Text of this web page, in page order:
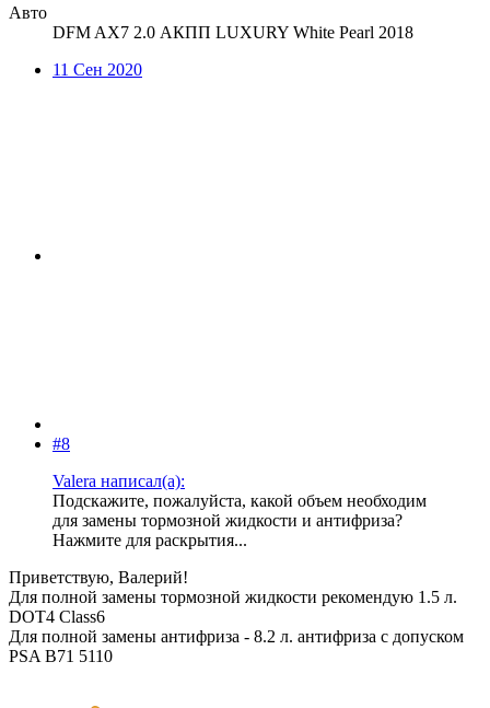
Авто
DFM AX7 2.0 АКПП LUXURY White Pearl 2018
11 Сен 2020
#8
Valera написал(а):
Подскажите, пожалуйста, какой объем необходим
для замены тормозной жидкости и антифриза?
Нажмите для раскрытия...
Приветствую, Валерий!
Для полной замены тормозной жидкости рекомендую 1.5 л.
DOT4 Class6
Для полной замены антифриза - 8.2 л. антифриза с допуском
PSA B71 5110